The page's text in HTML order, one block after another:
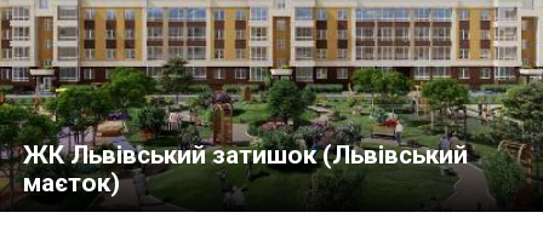
ЖК Львівський затишок (Львівський
маєток)